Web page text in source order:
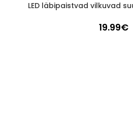
1-3 D.D.
LED läbipaistvad vilkuvad
19.99€